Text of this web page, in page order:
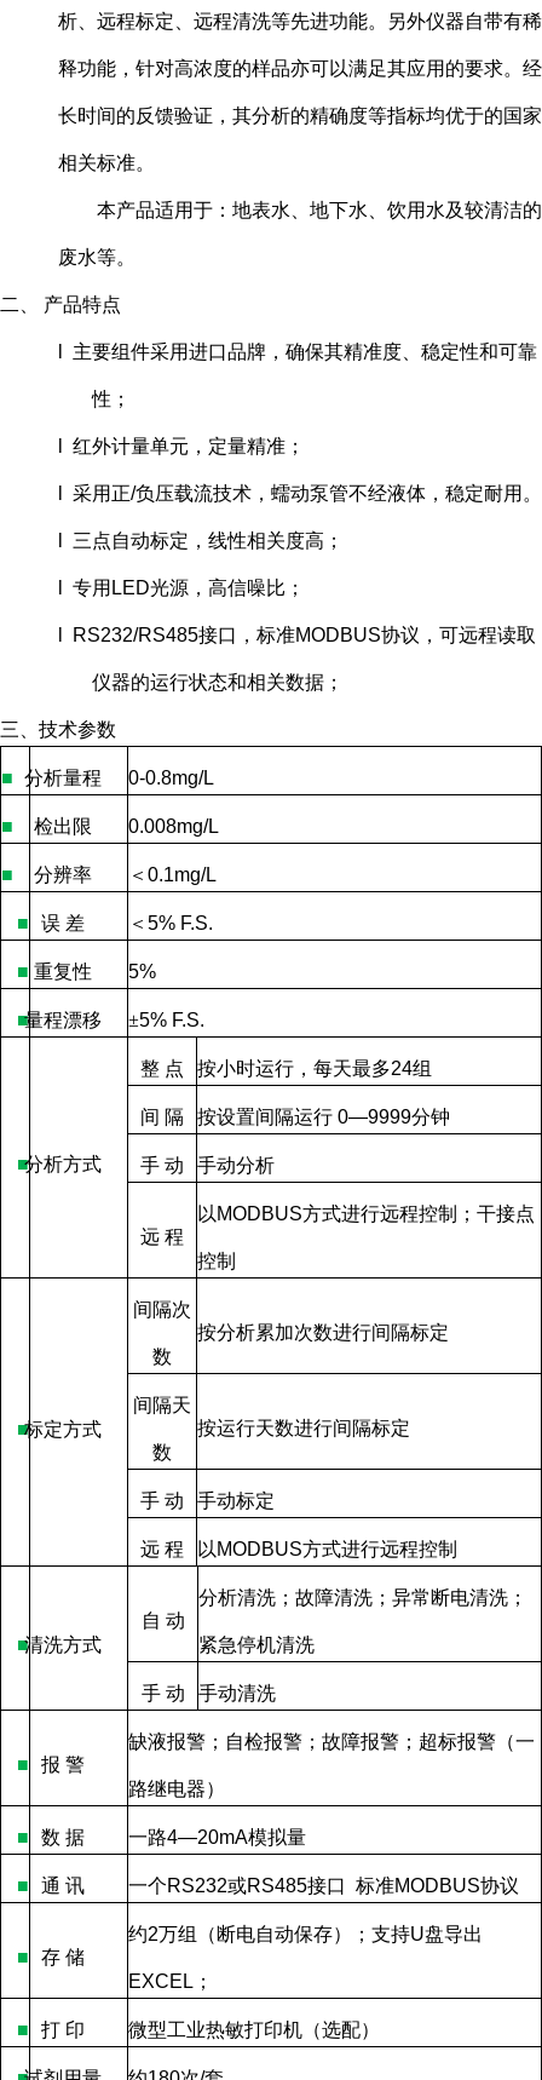
析、远程标定、远程清洗等先进功能。另外仪器自带有稀
释功能，针对高浓度的样品亦可以满足其应用的要求。经
长时间的反馈验证，其分析的精确度等指标均优于的国家
相关标准。
本产品适用于：地表水、地下水、饮用水及较清洁的
废水等。
二、 产品特点
l 主要组件采用进口品牌，确保其精准度、稳定性和可靠
性；
l 红外计量单元，定量精准；
l 采用正/负压载流技术，蠕动泵管不经液体，稳定耐用。
l 三点自动标定，线性相关度高；
l 专用LED光源，高信噪比；
l RS232/RS485接口，标准MODBUS协议，可远程读取
仪器的运行状态和相关数据；
三、技术参数
■ 分析量程 0-0.8mg/L
■ 检出限 0.008mg/L
■ 分辨率 ＜ 0.1mg/L
■ 误 差 ＜ 5% F.S.
■ 重复性 5%
■量程漂移 ±5% F.S.
■分析方式
整 点 按小时运行，每天最多24组
间 隔 按设置间隔运行 0—9999分钟
手 动 手动分析
远 程
以 MODBUS方式进行远程控制；干接点
控制
■标定方式
间隔次
数
按分析累加次数进行间隔标定
间隔天
数
按运行天数进行间隔标定
手 动 手动标定
远 程 以 MODBUS方式进行远程控制
■清洗方式
自 动
分析清洗；故障清洗；异常断电清洗；
紧急停机清洗
手 动 手动清洗
■ 报 警
缺液报警；自检报警；故障报警；超标报警（一
路继电器）
■ 数 据 一路4—20mA模拟量
■ 通 讯 一个RS232或RS485接口 标准MODBUS协议
■ 存 储
约2万组（断电自动保存）；支持U盘导出
EXCEL ；
■ 打 印 微型工业热敏打印机（选配）